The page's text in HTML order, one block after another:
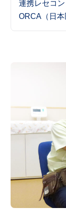
連携レセコン
ORCA（日本